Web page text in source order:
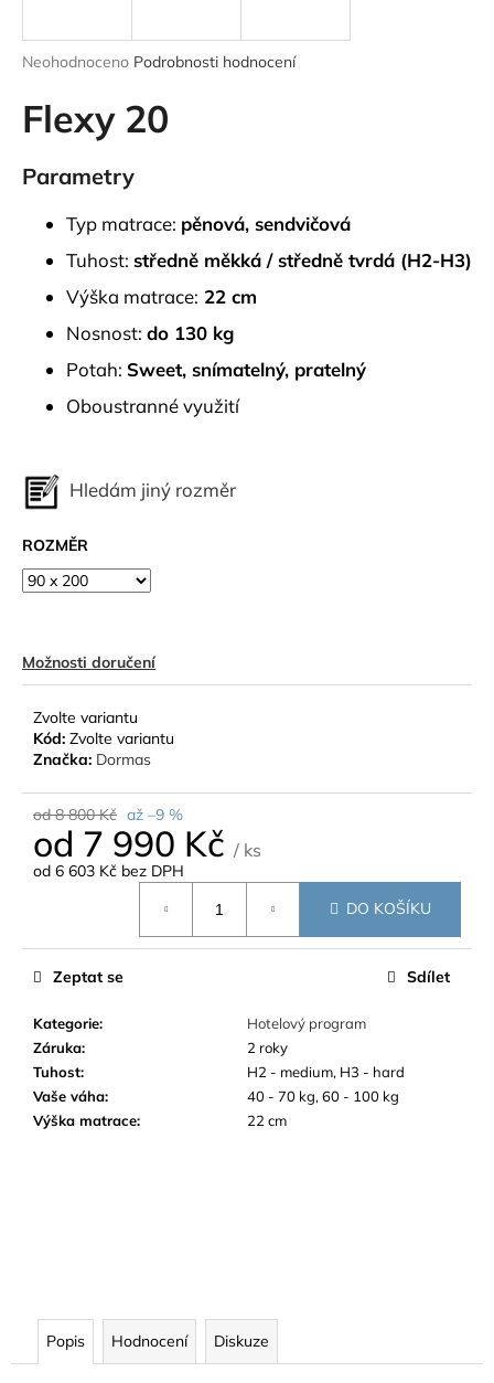
Průměrné
produktu
je
z
5
Neohodnoceno Podrobnosti hodnocení
Flexy 20
Parametry
Typ matrace: pěnová, sendvičová
Tuhost: středně měkká / středně tvrdá (H2-H3)
Výška matrace: 22 cm
Nosnost: do 130 kg
Potah: Sweet, snímatelný, pratelný
Oboustranné využití
Hledám jiný rozměr
ROZMĚR
Možnosti doručení
Zvolte variantu
Kód: Zvolte variantu
Značka: Dormas
od 8 800 Kč až –9 %
od 7 990 Kč / ks
od 6 603 Kč bez DPH
DO KOŠÍKU
Kategorie:
Hotelový program
Záruka:
2 roky
Tuhost:
H2 - medium, H3 - hard
Vaše váha:
40 - 70 kg, 60 - 100 kg
Výška matrace: 22 cm
Zeptat se Sdílet
Popis Hodnocení Diskuze
j
t
?
HLEDAT
u
č
j
e
m